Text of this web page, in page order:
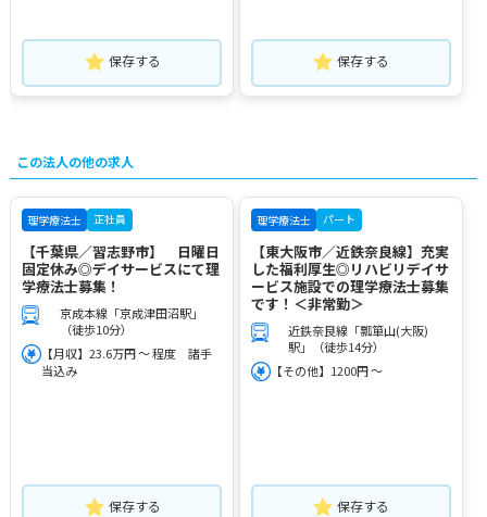
保存する 保存する
この法人の他の求人
理学療法士 正社員
【千葉県／習志野市】 日曜日
固定休み◎デイサービスにて理
学療法士募集！
京成本線「京成津田沼駅」
（徒歩10分）
【月収】23.6万円 ～ 程度 諸手
当込み
保存する
理学療法士 パート
【東大阪市／近鉄奈良線】充実
した福利厚生◎リハビリデイサ
ービス施設での理学療法士募集
です！＜非常勤＞
近鉄奈良線「瓢箪山(大阪)
駅」（徒歩14分）
【その他】1200円 ～
保存する